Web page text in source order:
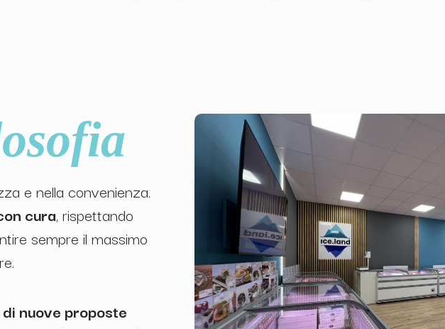
e nella convenienza.
cura, rispettando
sempre il massimo
nuove proposte